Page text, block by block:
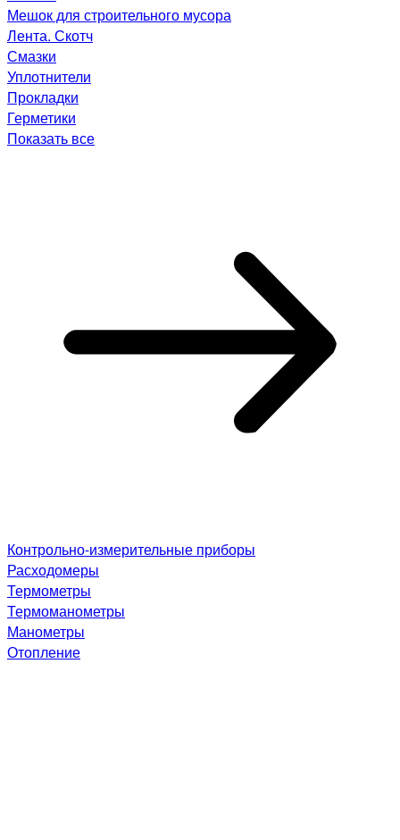
Мешок для строительного мусора
Лента. Скотч
Смазки
Уплотнители
Прокладки
Герметики
Показать все
Контрольно-измерительные приборы
Расходомеры
Термометры
Термоманометры
Манометры
Отопление